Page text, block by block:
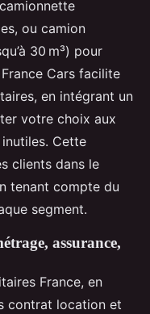
ou camion
30 m³) pour
Cars facilite
en intégrant un
votre choix aux
Cette
clients dans le
tenant compte du
segment.
assurance,
France, en
contrat location et